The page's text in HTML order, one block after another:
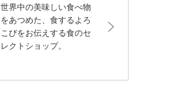
世界中の美味しい食べ物
をあつめた、食するよろ
こびをお伝えする食のセ
レクトショップ。